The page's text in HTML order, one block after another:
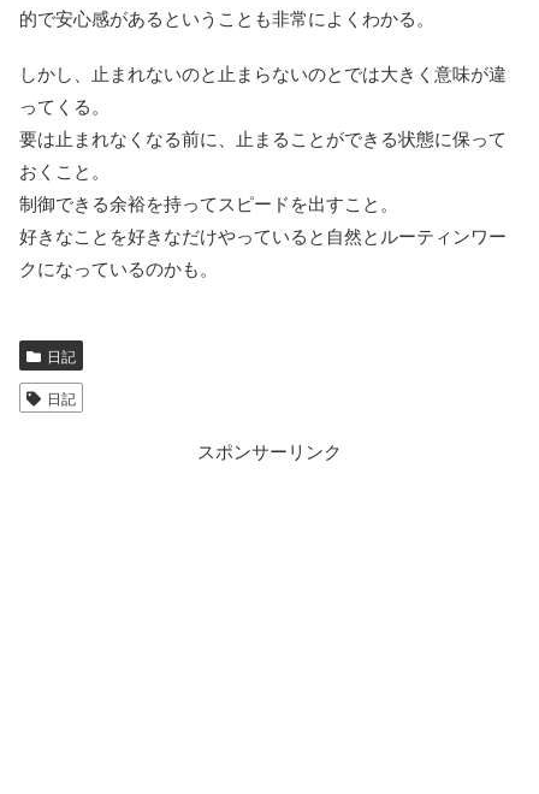
的で安心感があるということも非常によくわかる。
しかし、止まれないのと止まらないのとでは大きく意味が違
ってくる。
要は止まれなくなる前に、止まることができる状態に保って
おくこと。
制御できる余裕を持ってスピードを出すこと。
好きなことを好きなだけやっていると自然とルーティンワー
クになっているのかも。
日記
日記
スポンサーリンク